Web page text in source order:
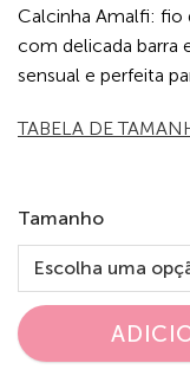
Calcinha Amalfi: fio
com delicada barra
sensual e perfeita
TABELA DE
Tamanho